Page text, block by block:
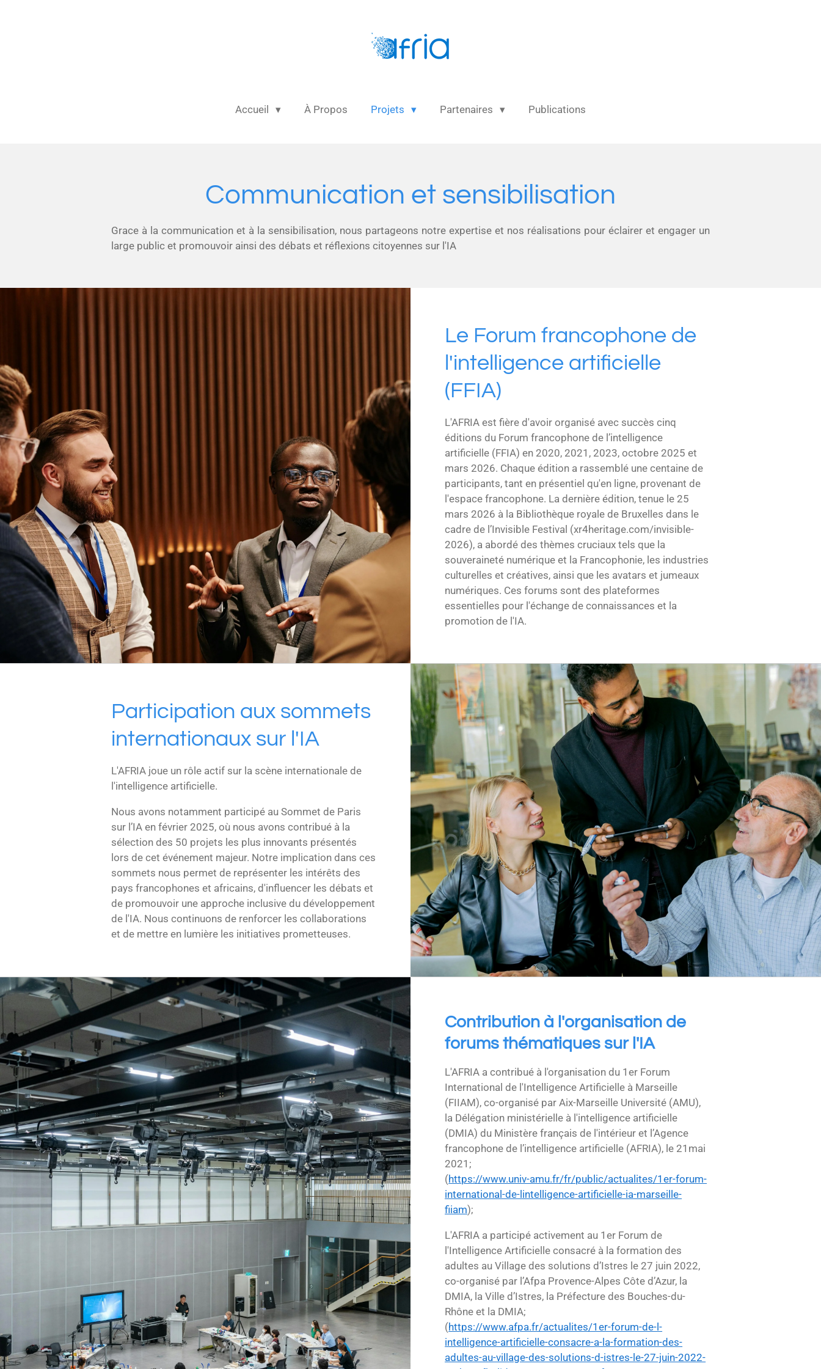
Accueil À Propos Projets Partenaires Publications
Communication et sensibilisation
Grace à la communication et à la sensibilisation, nous partageons notre expertise et nos réalisations pour éclairer et engager un
large public et promouvoir ainsi des débats et réflexions citoyennes sur l'IA
Le Forum francophone de
l'intelligence artificielle
(FFIA)
L'AFRIA est fière d'avoir organisé avec succès cinq
éditions du Forum francophone de l’intelligence
artificielle (FFIA) en 2020, 2021, 2023, octobre 2025 et
mars 2026. Chaque édition a rassemblé une centaine de
participants, tant en présentiel qu'en ligne, provenant de
l'espace francophone. La dernière édition, tenue le 25
mars 2026 à la Bibliothèque royale de Bruxelles dans le
cadre de l’Invisible Festival (xr4heritage.com/invisible-
2026), a abordé des thèmes cruciaux tels que la
souveraineté numérique et la Francophonie, les industries
culturelles et créatives, ainsi que les avatars et jumeaux
numériques. Ces forums sont des plateformes
essentielles pour l'échange de connaissances et la
promotion de l'IA.
Participation aux sommets
internationaux sur l'IA
L'AFRIA joue un rôle actif sur la scène internationale de
l'intelligence artificielle.
Nous avons notamment participé au Sommet de Paris
sur l’IA en février 2025, où nous avons contribué à la
sélection des 50 projets les plus innovants présentés
lors de cet événement majeur. Notre implication dans ces
sommets nous permet de représenter les intérêts des
pays francophones et africains, d'influencer les débats et
de promouvoir une approche inclusive du développement
de l'IA. Nous continuons de renforcer les collaborations
et de mettre en lumière les initiatives prometteuses.
Contribution à l'organisation de
forums thématiques sur l'IA
L'AFRIA a contribué à l'organisation du 1er Forum
International de l'Intelligence Artificielle à Marseille
(FIIAM), co-organisé par Aix-Marseille Université (AMU),
la Délégation ministérielle à l'intelligence artificielle
(DMIA) du Ministère français de l'intérieur et l’Agence
francophone de l’intelligence artificielle (AFRIA), le 21mai
2021;
(https://www.univ-amu.fr/fr/public/actualites/1er-forum-
international-de-lintelligence-artificielle-ia-marseille-
fiiam);
L'AFRIA a participé activement au 1er Forum de
l'Intelligence Artificielle consacré à la formation des
adultes au Village des solutions d’Istres le 27 juin 2022,
co-organisé par l’Afpa Provence-Alpes Côte d’Azur, la
DMIA, la Ville d’Istres, la Préfecture des Bouches-du-
Rhône et la DMIA;
(https://www.afpa.fr/actualites/1er-forum-de-l-
intelligence-artificielle-consacre-a-la-formation-des-
adultes-au-village-des-solutions-d-istres-le-27-juin-2022-